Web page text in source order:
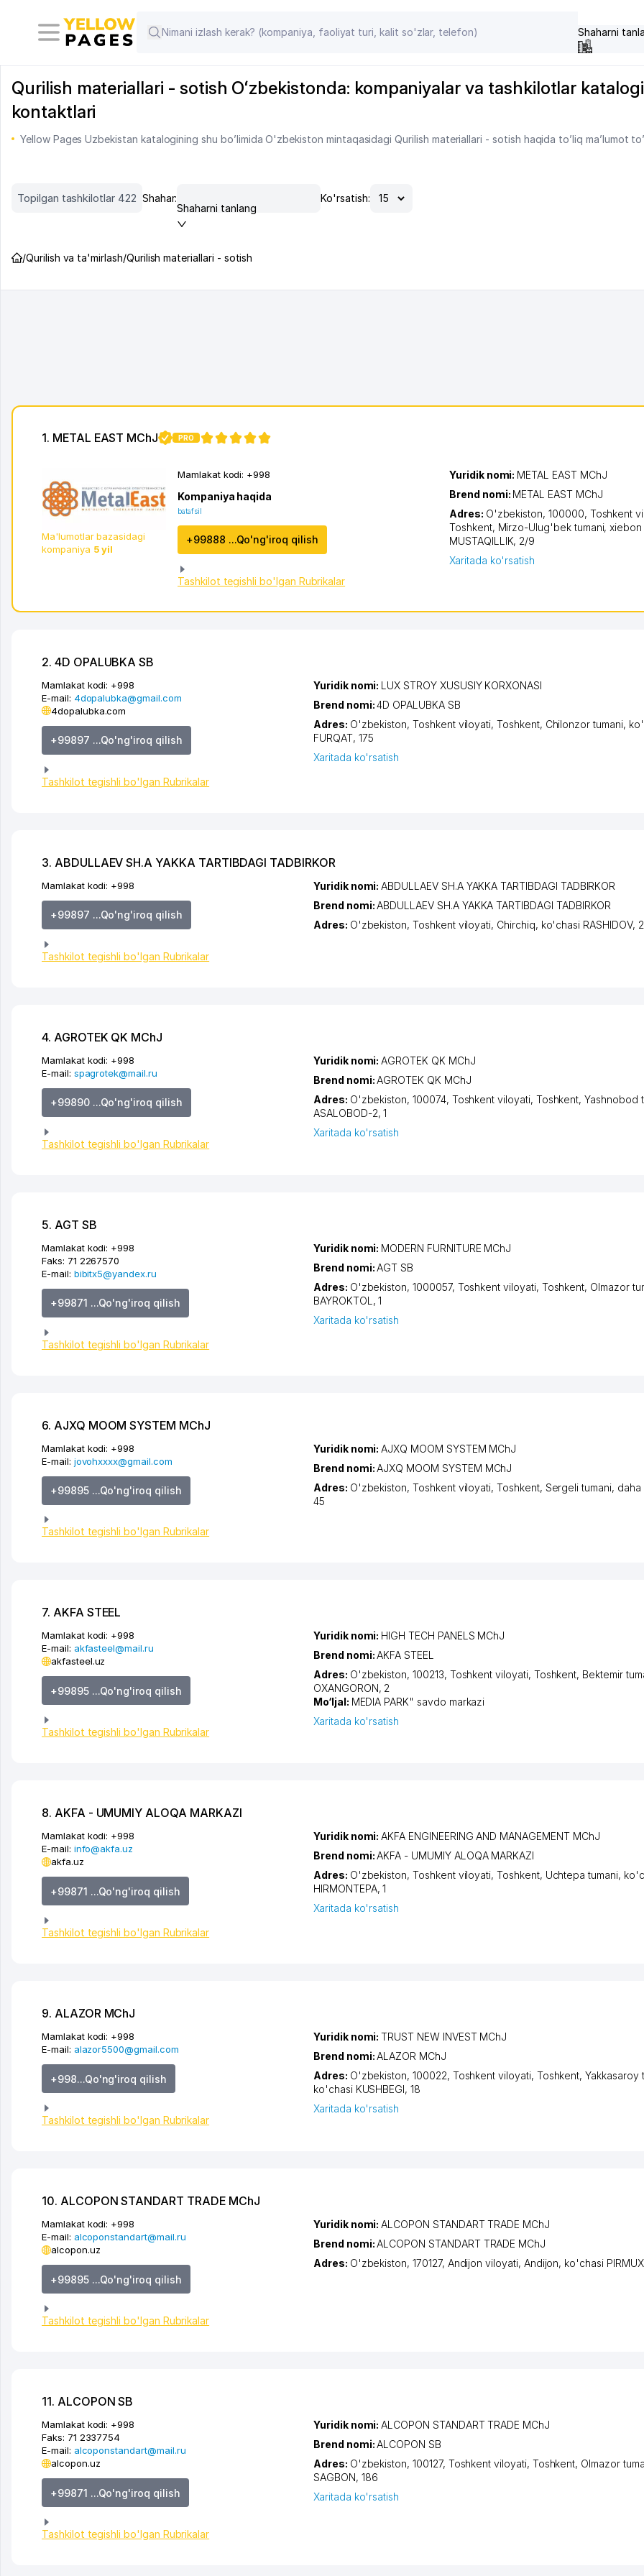
Shaharni
Qurilish materiallari - sotish Oʻzbekistonda: kompaniyalar va tashkilotlar
kontaktlari
Yellow Pages Uzbekistan katalogining shu bo’limida O'zbekiston mintaqasidagi Qurilish materiallari - sotish haqida to’liq ma’lumot
Topilgan tashkilotlar 422 Shahar:
Shaharni tanlang
Ko'rsatish:
/Qurilish va ta'mirlash/Qurilish materiallari - sotish
1. METAL EAST MChJ PRO
Ma'lumotlar bazasidagi
kompaniya 5 yil
Mamlakat kodi: +998
Kompaniya haqida
batafsil
+99888 ...Qo'ng'iroq qilish
Tashkilot tegishli bo'lgan Rubrikalar
Yuridik nomi: METAL EAST MChJ
Brend nomi: METAL EAST MChJ
Adres: O'zbekiston, 100000, Toshkent
Toshkent, Mirzo-Ulug'bek tumani,xiеbon
MUSTAQILLIK, 2/9
Xaritada ko'rsatish
2. 4D OPALUBKA SB
Mamlakat kodi: +998
E-mail: 4dopalubka@gmail.com
4dopalubka.com
+99897 ...Qo'ng'iroq qilish
Tashkilot tegishli bo'lgan Rubrikalar
Yuridik nomi: LUX STROY XUSUSIY KORXONASI
Brend nomi:4D OPALUBKA SB
Adres: O'zbekiston,Toshkent viloyati,Toshkent, Chilonzor tumani,
FURQAT, 175
Xaritada ko'rsatish
3. ABDULLAEV SH.A YAKKA TARTIBDAGI TADBIRKOR
Mamlakat kodi: +998
+99897 ...Qo'ng'iroq qilish
Tashkilot tegishli bo'lgan Rubrikalar
Yuridik nomi:ABDULLAEV SH.A YAKKA TARTIBDAGI TADBIRKOR
Brend nomi:ABDULLAEV SH.A YAKKA TARTIBDAGI TADBIRKOR
Adres: O'zbekiston,Toshkent viloyati, Chirchiq, ko'chasi RASHIDOV,
4. AGROTEK QK MChJ
Mamlakat kodi: +998
E-mail: spagrotek@mail.ru
+99890 ...Qo'ng'iroq qilish
Tashkilot tegishli bo'lgan Rubrikalar
Yuridik nomi:AGROTEK QK MChJ
Brend nomi:AGROTEK QK MChJ
Adres: O'zbekiston, 100074, Toshkent viloyati, Toshkent,Yashnobod
ASALOBOD-2, 1
Xaritada ko'rsatish
5. AGT SB
Mamlakat kodi: +998
Faks: 71 2267570
E-mail: bibitx5@yandex.ru
+99871 ...Qo'ng'iroq qilish
Tashkilot tegishli bo'lgan Rubrikalar
Yuridik nomi: MODERN FURNITURE MChJ
Brend nomi:AGT SB
Adres: O'zbekiston, 1000057, Toshkent viloyati, Toshkent, Olmazor
BAYROKTOL , 1
Xaritada ko'rsatish
6. AJXQ MOOM SYSTEM MChJ
Mamlakat kodi: +998
E-mail: jovohxxxx@gmail.com
+99895 ...Qo'ng'iroq qilish
Tashkilot tegishli bo'lgan Rubrikalar
Yuridik nomi:AJXQ MOOM SYSTEM MChJ
Brend nomi:AJXQ MOOM SYSTEM MChJ
Adres: O'zbekiston,Toshkent viloyati,Toshkent, Sergeli tumani, daha
45
7. AKFA STEEL
Mamlakat kodi: +998
E-mail: akfasteel@mail.ru
akfasteel.uz
+99895 ...Qo'ng'iroq qilish
Tashkilot tegishli bo'lgan Rubrikalar
Yuridik nomi: HIGH TECH PANELS MChJ
Brend nomi:AKFA STEEL
Adres: O'zbekiston, 100213, Toshkent viloyati, Toshkent, Bektemir
OXANGORON, 2
Mo‘ljal: MEDIA PARK" savdo markazi
Xaritada ko'rsatish
8. AKFA - UMUMIY ALOQA MARKAZI
Mamlakat kodi: +998
E-mail: info@akfa.uz
akfa.uz
+99871 ...Qo'ng'iroq qilish
Tashkilot tegishli bo'lgan Rubrikalar
Yuridik nomi:AKFA ENGINEERING AND MANAGEMENT MChJ
Brend nomi:AKFA - UMUMIY ALOQA MARKAZI
Adres: O'zbekiston,Toshkent viloyati,Toshkent, Uchtepa tumani,
HIRMONTEPA, 1
Xaritada ko'rsatish
9. ALAZOR MChJ
Mamlakat kodi: +998
E-mail: alazor5500@gmail.com
+998...Qo'ng'iroq qilish
Tashkilot tegishli bo'lgan Rubrikalar
Yuridik nomi:TRUST NEW INVEST MChJ
Brend nomi:ALAZOR MChJ
Adres: O'zbekiston, 100022, Toshkent viloyati, Toshkent,Yakkasaroy
ko'chasi KUSHBEGI, 18
Xaritada ko'rsatish
10. ALCOPON STANDART TRADE MChJ
Mamlakat kodi: +998
E-mail: alcoponstandart@mail.ru
alcopon.uz
+99895 ...Qo'ng'iroq qilish
Tashkilot tegishli bo'lgan Rubrikalar
Yuridik nomi:ALCOPON STANDART TRADE MChJ
Brend nomi:ALCOPON STANDART TRADE MChJ
Adres: O'zbekiston, 170127, Andijon viloyati, Andijon, ko'chasi
11. ALCOPON SB
Mamlakat kodi: +998
Faks: 71 2337754
E-mail: alcoponstandart@mail.ru
alcopon.uz
+99871 ...Qo'ng'iroq qilish
Tashkilot tegishli bo'lgan Rubrikalar
Yuridik nomi:ALCOPON STANDART TRADE MChJ
Brend nomi:ALCOPON SB
Adres: O'zbekiston, 100127, Toshkent viloyati, Toshkent, Olmazor
SAGBON, 186
Xaritada ko'rsatish